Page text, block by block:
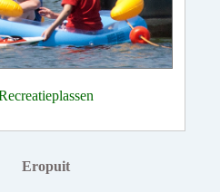
Eropuit